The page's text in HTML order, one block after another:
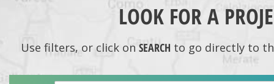
LOOK FOR A
Use filters, or click on SEARCH to go directly to